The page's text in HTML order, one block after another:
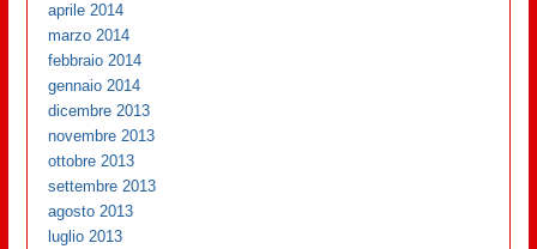
aprile 2014
marzo 2014
febbraio 2014
gennaio 2014
dicembre 2013
novembre 2013
ottobre 2013
settembre 2013
agosto 2013
luglio 2013